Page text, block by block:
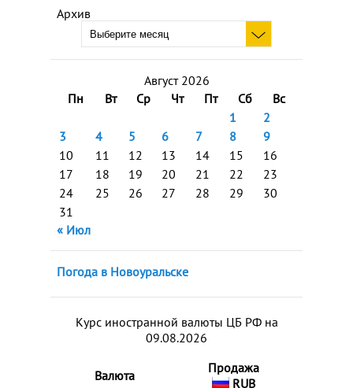
Архив
Август 2026
Пн
Вт Ср Чт Пт Сб
Вс
1
2
3
4 5 6 7 8
9
10
11 12 13 14 15
16
17
18 19 20 21 22
23
24
25 26 27 28 29
30
31
« Июл
Погода в Новоуральске
Курс иностранной валюты ЦБ РФ на
09.08.2026
Валюта
Продажа
RUB